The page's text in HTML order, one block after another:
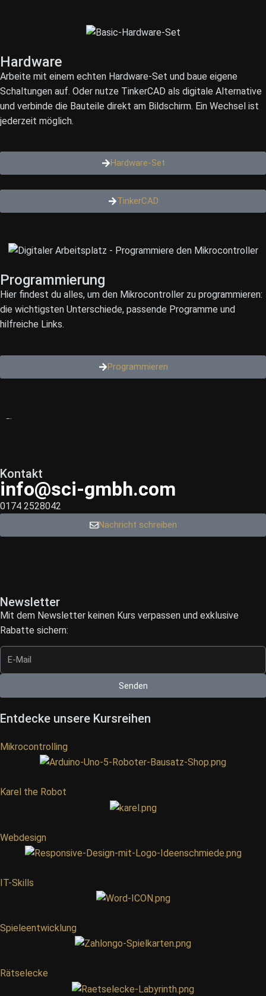
Hardware
Arbeite mit einem echten Hardware-Set und baue eigene
Schaltungen auf. Oder nutze TinkerCAD als digitale Alternative
und verbinde die Bauteile direkt am Bildschirm. Ein Wechsel ist
jederzeit möglich.
Hardware-Set
TinkerCAD
Programmierung
Hier findest du alles, um den Mikrocontroller zu programmieren:
die wichtigsten Unterschiede, passende Programme und
hilfreiche Links.
Programmieren
Kontakt
info@sci-gmbh.com
0174 2528042
Nachricht schreiben
Newsletter
Mit dem Newsletter keinen Kurs verpassen und exklusive
Rabatte sichern:
Senden
Entdecke unsere Kursreihen
Mikrocontrolling
Karel the Robot
Webdesign
IT-Skills
Spieleentwicklung
Rätselecke